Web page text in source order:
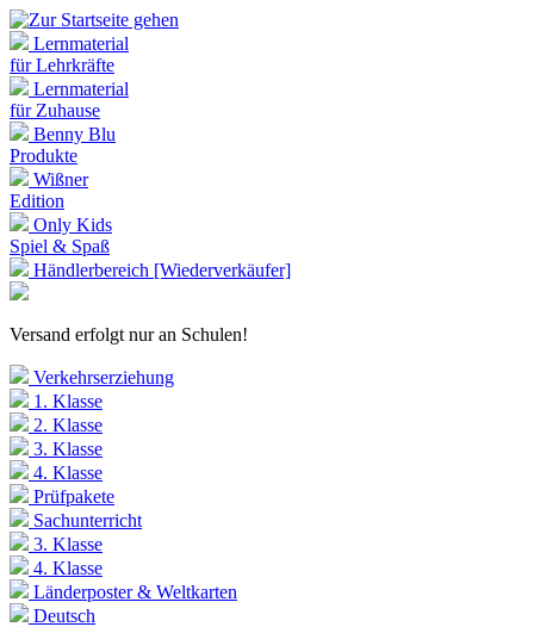
Lernmaterial
für Lehrkräfte
Lernmaterial
für Zuhause
Benny Blu
Produkte
Wißner
Edition
Only Kids
Spiel & Spaß
Händlerbereich [Wiederverkäufer]
Versand erfolgt nur an Schulen!
Verkehrserziehung
1. Klasse
2. Klasse
3. Klasse
4. Klasse
Prüfpakete
Sachunterricht
3. Klasse
4. Klasse
Länderposter & Weltkarten
Deutsch